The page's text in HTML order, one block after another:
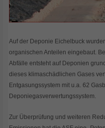
Auf der Deponie Eichelbuck
organischen Anteilen eingebaut.
Abfälle entsteht auf Deponien
dieses klimaschädlichen Gases
Entgasungssystem mit u.a. 62
Deponiegasverwertungssystem.
Zur Überprüfung und weiteren